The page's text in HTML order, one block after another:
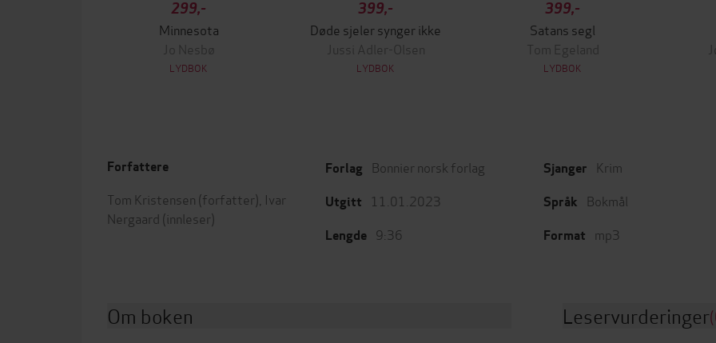
299,-
Minnesota
Jo Nesbø
LYDBOK
399,-
Døde sjeler synger ikke
Jussi Adler-Olsen
LYDBOK
399,-
Satans segl
Tom Egeland
LYDBOK
Forfattere
Tom Kristensen (forfatter), Ivar
Nergaard (innleser)
Forlag Bonnier norsk forlag
Utgitt 11.01.2023
Lengde 9:36
Sjanger Krim
Språk Bokmål
Format mp3
Om boken Leservurderinger